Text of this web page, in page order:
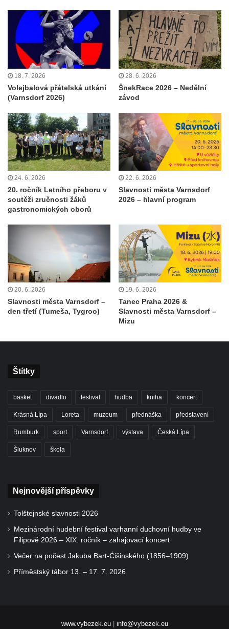
18. 7. 2026
Volejbalová přátelská utkání
(Varnsdorf 2026)
28. 6. 2026
ŠnekRace 2026 – Nedělní
závod
24. 6. 2026
20. ročník Letního přeboru v
soutěži zručnosti žáků
gastronomických oborů
22. 6. 2026
Slavnosti města Varnsdorf
2026 – hlavní program
20. 6. 2026
Slavnosti města Varnsdorf –
den třetí (Tumeša, Tygroo)
19. 6. 2026
Tanec Praha 2026 &
Slavnosti města Varnsdorf –
Mizu
Štítky
basket divadlo festival hudba kniha koncert
Krásná Lípa Loreta muzeum přednáška představení
Rumburk sport Varnsdorf výstava Česká Lípa
Šluknov škola
Nejnovější příspěvky
Tolštejnské slavnosti 2026
Mezinárodní hudební festival varhanní duchovní hudby ve
Filipově 2026 – XIX. ročník – zahajovací koncert
Večer na počest Jakuba Bart-Ćišinského (1856–1909)
Příměstský tábor 13. – 17. 7. 2026
www.vybezek.eu| info@vybezek.eu